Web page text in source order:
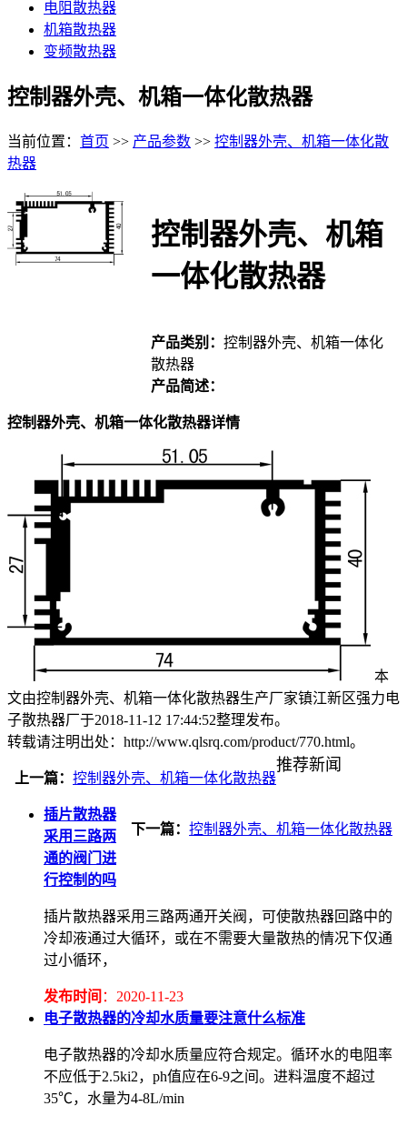
电阻散热器
机箱散热器
变频散热器
控制器外壳、机箱一体化散热器
当前位置： 首页 >> 产品参数 >> 控制器外壳、机箱一体化散
热器
控制器外壳、机箱
一体化散热器
产品类别： 控制器外壳、机箱一体化
散热器
产品简述：
控制器外壳、机箱一体化散热器详情
本
文由控制器外壳、机箱一体化散热器生产厂家镇江新区强力电
子散热器厂于2018-11-12 17:44:52整理发布。
转载请注明出处：http://www.qlsrq.com/product/770.html。
上一篇： 控制器外壳、机箱一体化散热器
下一篇： 控制器外壳、机箱一体化散热器
推荐新闻
插片散热器
采用三路两
通的阀门进
行控制的吗
插片散热器采用三路两通开关阀，可使散热器回路中的
冷却液通过大循环，或在不需要大量散热的情况下仅通
过小循环，
发布时间 ：2020-11-23
电子散热器的冷却水质量要注意什么标准
电子散热器的冷却水质量应符合规定。循环水的电阻率
不应低于2.5ki2，ph值应在6-9之间。进料温度不超过
35℃，水量为4-8L/min